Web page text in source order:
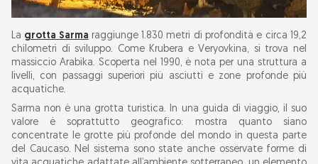
La grotta Sarma raggiunge 1.830 metri di profondità e circa 19,2
chilometri di sviluppo. Come Krubera e Veryovkina, si trova nel
massiccio Arabika. Scoperta nel 1990, è nota per una struttura a
livelli, con passaggi superiori più asciutti e zone profonde più
acquatiche.
Sarma non è una grotta turistica. In una guida di viaggio, il suo
valore è soprattutto geografico: mostra quanto siano
concentrate le grotte più profonde del mondo in questa parte
del Caucaso. Nel sistema sono state anche osservate forme di